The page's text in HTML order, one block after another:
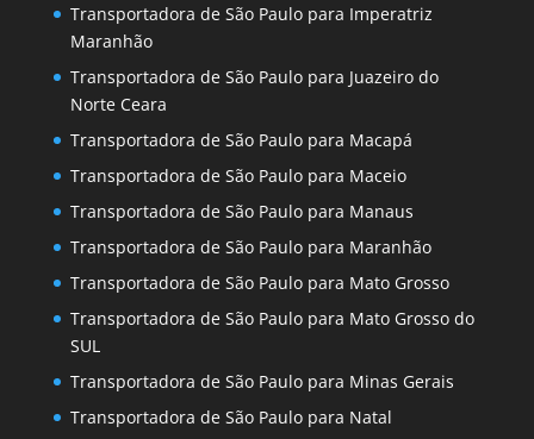
Transportadora de São Paulo para Imperatriz
Maranhão
Transportadora de São Paulo para Juazeiro do
Norte Ceara
Transportadora de São Paulo para Macapá
Transportadora de São Paulo para Maceio
Transportadora de São Paulo para Manaus
Transportadora de São Paulo para Maranhão
Transportadora de São Paulo para Mato Grosso
Transportadora de São Paulo para Mato Grosso do
SUL
Transportadora de São Paulo para Minas Gerais
Transportadora de São Paulo para Natal